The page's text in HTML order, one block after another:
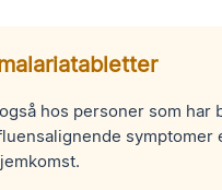
hos personer som